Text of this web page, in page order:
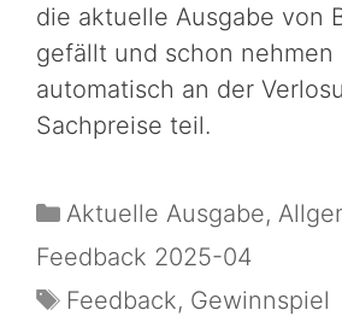
die aktuelle Ausgabe von
gefällt und schon nehmen
automatisch an der
Sachpreise teil.
Aktuelle Ausgabe,
Feedback 2025-04
Feedback, Gewinnspiel